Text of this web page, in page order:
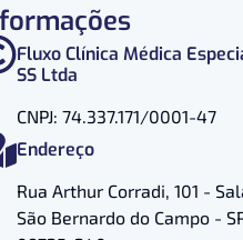
Fluxo Clínica Médica
SS Ltda
CNPJ: 74.337.171/0001-47
Endereço
Rua Arthur Corradi, 101 -
São Bernardo do Campo -